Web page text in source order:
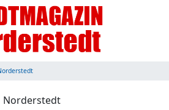
Norderstedt